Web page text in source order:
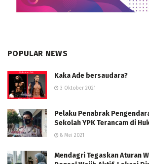
POPULAR NEWS
Kaka Ade bersaudara?
3 Oktober 2021
Pelaku Penabrak
Sekolah YPK Terancam di
8 Mei 2021
Mendagri Tegaskan Aturan